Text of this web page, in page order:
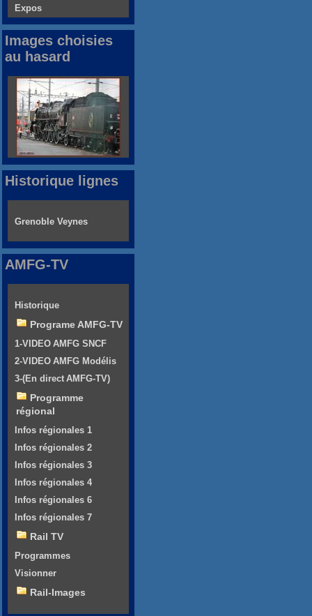
Expos
Images choisies
au hasard
Historique lignes
Grenoble Veynes
AMFG-TV
Historique
Programe AMFG-TV
1-VIDEO AMFG SNCF
2-VIDEO AMFG Modélis
3-(En direct AMFG-TV)
Programme
régional
Infos régionales 1
Infos régionales 2
Infos régionales 3
Infos régionales 4
Infos régionales 6
Infos régionales 7
Rail TV
Programmes
Visionner
Rail-Images